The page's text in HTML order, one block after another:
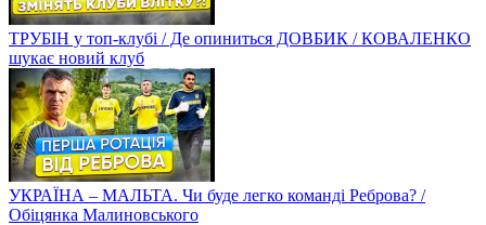
ТРУБІН у топ-клубі / Де опиниться ДОВБИК / КОВАЛЕНКО
шукає новий клуб
УКРАЇНА – МАЛЬТА. Чи буде легко команді Реброва? /
Обіцянка Малиновського